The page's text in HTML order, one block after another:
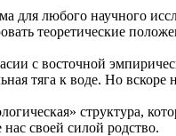
для любого научного
теоретические
с восточной
тяга к воде. Но вскоре
структура,
своей силой родство.